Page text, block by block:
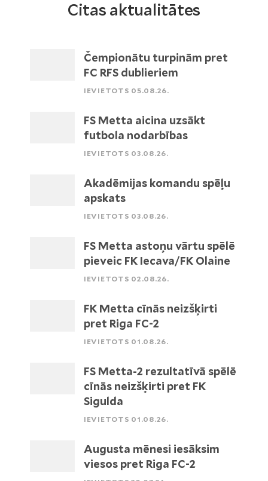
Citas aktualitātes
Čempionātu turpinām pret
FC RFS dublieriem
IEVIETOTS 05.08.26.
FS Metta aicina uzsākt
futbola nodarbības
IEVIETOTS 03.08.26.
Akadēmijas komandu spēļu
apskats
IEVIETOTS 03.08.26.
FS Metta astoņu vārtu spēlē
pieveic FK Iecava/FK Olaine
IEVIETOTS 02.08.26.
FK Metta cīnās neizšķirti
pret Riga FC-2
IEVIETOTS 01.08.26.
FS Metta-2 rezultatīvā spēlē
cīnās neizšķirti pret FK
Sigulda
IEVIETOTS 01.08.26.
Augusta mēnesi iesāksim
viesos pret Riga FC-2